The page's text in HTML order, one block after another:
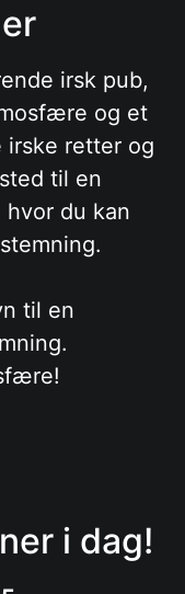
irsk pub,
og et
irske retter og
til en
du kan
til en
i dag!